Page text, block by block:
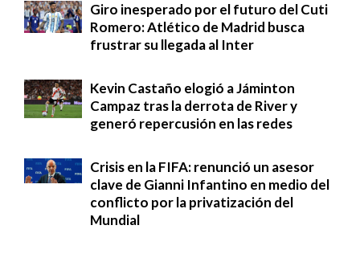
Giro inesperado por el futuro del Cuti
Romero: Atlético de Madrid busca
frustrar su llegada al Inter
Kevin Castaño elogió a Jáminton
Campaz tras la derrota de River y
generó repercusión en las redes
Crisis en la FIFA: renunció un asesor
clave de Gianni Infantino en medio del
conflicto por la privatización del
Mundial